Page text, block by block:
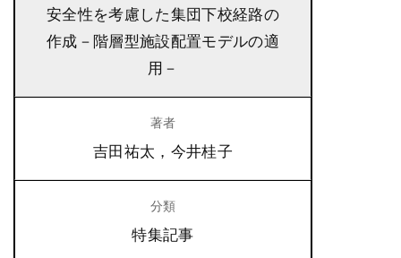
安全性を考慮した集団下校経路の
作成－階層型施設配置モデルの適
用－
吉田祐太，今井桂子
特集記事